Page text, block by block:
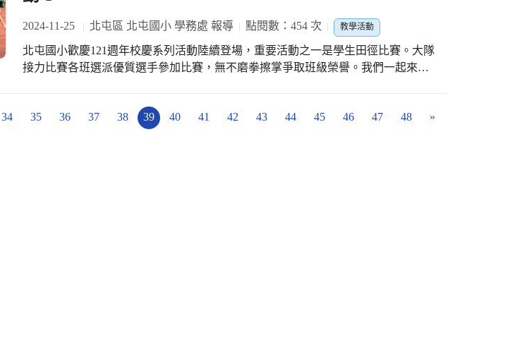
2024-11-25 北屯區 北屯國小 學務處 報導 點閱數：454 次 教學活動
北屯國小歡慶121週年校慶系列活動陸續登場，重要活動之一是學生田徑比賽。大隊
接力比賽各班選派優質選手參加比賽，無不磨拳擦掌爭取班級榮譽。我們一起來為
34 35 36 37 38 39 40 41 42 43 44 45 46 47 48 »